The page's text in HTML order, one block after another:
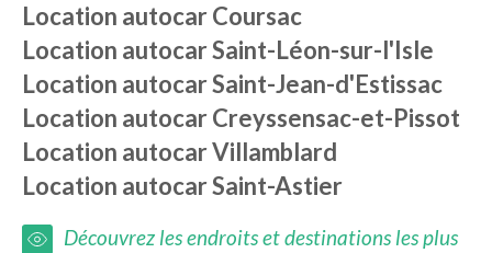
Location autocarCoursac
Location autocarSaint-Léon-sur-l'Isle
Location autocarSaint-Jean-d'Estissac
Location autocarCreyssensac-et-Pissot
Location autocarVillamblard
Location autocarSaint-Astier
Découvrez les endroits et destinations les plus